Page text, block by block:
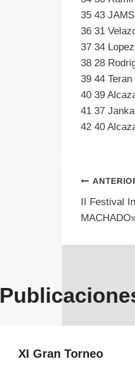
35
36 31
37 34
38 28
39 44
40 39
41 37
42 40
de
II Festival
XI Gran Torneo